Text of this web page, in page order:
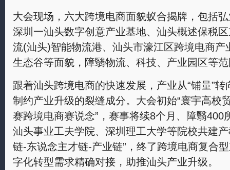
大会现场，六大跨境电商面貌蚁合揭牌，包括
深圳一汕头数字创意产业基地、汕头概述保税
流(汕头)智能物流港、汕头市濠江区跨境电商
生态谷等面貌，障翳物流、科技、产业园区等
跟着汕头跨境电商的快速发展，产业从“铺量”转
制约产业升级的裂缝成分。大会初始“寰宇高校
赛跨境电商赛说念”，赛事将续8个月、障翳400
汕头事业工夫学院、深圳理工大学等院校共建
链-东说念主才链-产业链”，终了跨境电商复合
字化转型需求精确对接，助推汕头产业升级。